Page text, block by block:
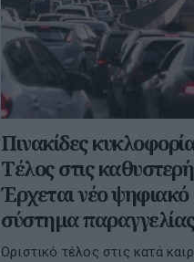
Πινακίδες
Τέλος στις
Έρχεται νέο ψηφιακό
σύστημα
Οριστικό τέλος στις κατά